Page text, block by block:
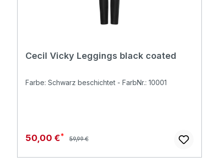
Cecil Vicky Leggings black coated
Farbe: Schwarz beschichtet - FarbNr.: 10001
Verkaufspreis:
50,00 € Regulärer Preis:
59,99 €